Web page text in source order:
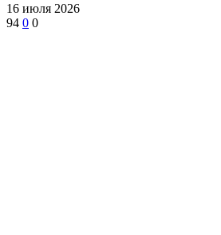
16 июля 2026
94 0 0